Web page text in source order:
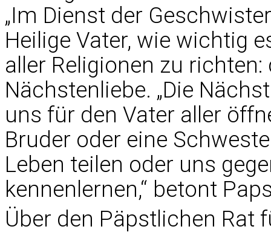
„Im Dienst der
Heilige Vater, wie wichtig
aller Religionen zu
Nächstenliebe. „Die
uns für den Vater aller
Bruder oder eine
Leben teilen oder uns
kennenlernen,“ betont
Über den Päpstlichen Rat